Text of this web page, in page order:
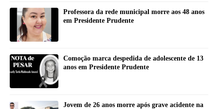
Professora da rede municipal morre aos 48 anos
em Presidente Prudente
Comoção marca despedida de adolescente de 13
anos em Presidente Prudente
Jovem de 26 anos morre após grave acidente na